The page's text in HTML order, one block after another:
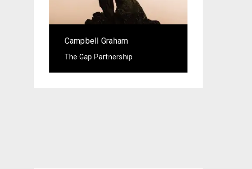
Campbell Graham
The Gap Partnership